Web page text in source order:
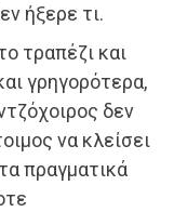
ήξερε τι.
τραπέζι και
γρηγορότερα,
δεν
να κλείσει
πραγματικά